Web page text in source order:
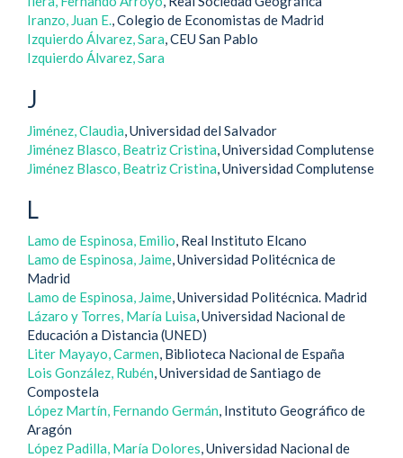
Iranzo, Juan E., Colegio de Economistas de Madrid
Izquierdo Álvarez, Sara, CEU San Pablo
Izquierdo Álvarez, Sara
J
Jiménez, Claudia , Universidad del Salvador
Jiménez Blasco, Beatriz Cristina , Universidad Complutense
Jiménez Blasco, Beatriz Cristina , Universidad Complutense
L
Lamo de Espinosa, Emilio, Real Instituto Elcano
Lamo de Espinosa, Jaime, Universidad Politécnica de
Madrid
Lamo de Espinosa, Jaime, Universidad Politécnica. Madrid
Lázaro y Torres, María Luisa, Universidad Nacional de
Educación a Distancia (UNED)
Liter Mayayo, Carmen, Biblioteca Nacional de España
Lois González, Rubén, Universidad de Santiago de
Compostela
López Martín, Fernando Germán, Instituto Geográfico de
Aragón
López Padilla, María Dolores, Universidad Nacional de